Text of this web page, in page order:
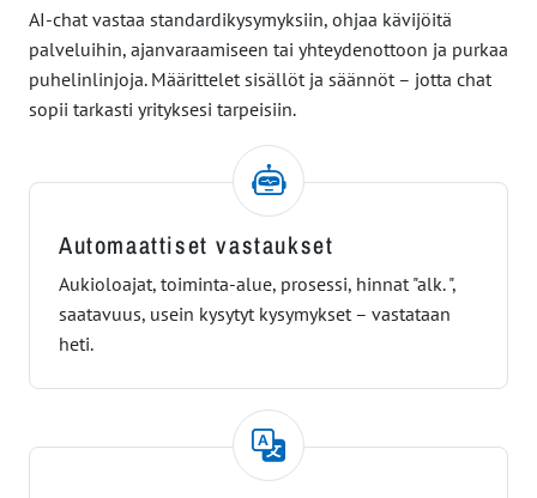
AI-chat vastaa standardikysymyksiin, ohjaa kävijöitä
palveluihin, ajanvaraamiseen tai yhteydenottoon ja purkaa
puhelinlinjoja. Määrittelet sisällöt ja säännöt – jotta chat
sopii tarkasti yrityksesi tarpeisiin.
Automaattiset vastaukset
Aukioloajat, toiminta-alue, prosessi, hinnat "alk. ",
saatavuus, usein kysytyt kysymykset – vastataan
heti.